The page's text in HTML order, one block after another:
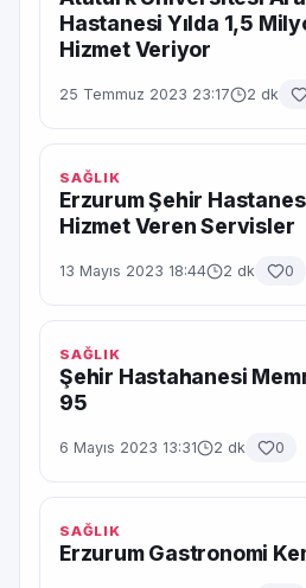
Hastanesi Yılda 1,5
Hizmet Veriyor
25 Temmuz 2023 23:17 2 dk
SAĞLIK
Erzurum Şehir
Hizmet Veren Servisler
13 Mayıs 2023 18:44 2 dk 0
SAĞLIK
Şehir Hastahanesi
95
6 Mayıs 2023 13:31 2 dk 0
SAĞLIK
Erzurum Gastronomi